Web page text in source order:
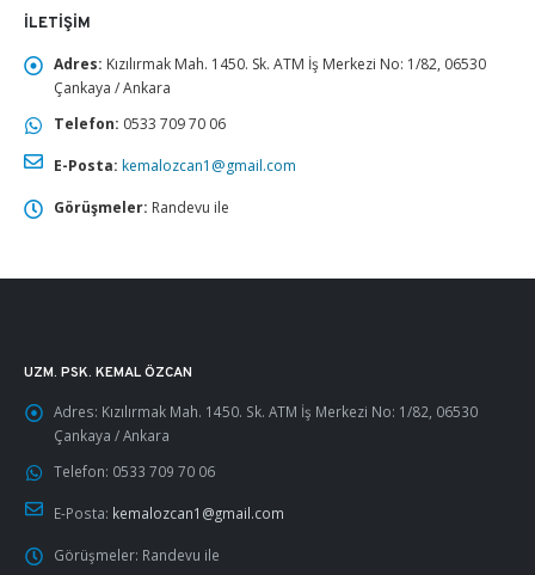
İLETIŞIM
Adres: Kızılırmak Mah. 1450. Sk. ATM İş Merkezi No: 1/82, 06530
Çankaya / Ankara
Telefon: 0533 709 70 06
E-Posta: kemalozcan1@gmail.com
Görüşmeler: Randevu ile
UZM. PSK. KEMAL ÖZCAN
Adres: Kızılırmak Mah. 1450. Sk. ATM İş Merkezi No: 1/82, 06530
Çankaya / Ankara
Telefon: 0533 709 70 06
E-Posta: kemalozcan1@gmail.com
Görüşmeler: Randevu ile